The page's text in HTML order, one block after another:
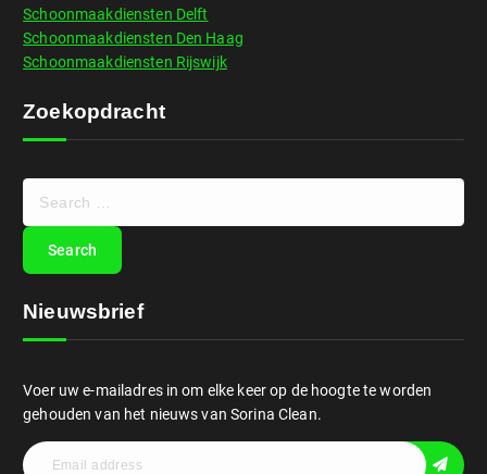
Schoonmaakdiensten Delft
Schoonmaakdiensten Den Haag
Schoonmaakdiensten Rijswijk
Zoekopdracht
Nieuwsbrief
Voer uw e-mailadres in om elke keer op de hoogte te worden
gehouden van het nieuws van Sorina Clean.